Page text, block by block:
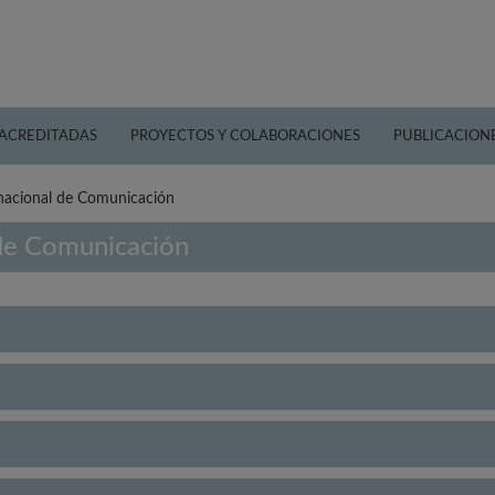
PROYECTOS Y COLABORACIONES
de Comunicación
Comunicación